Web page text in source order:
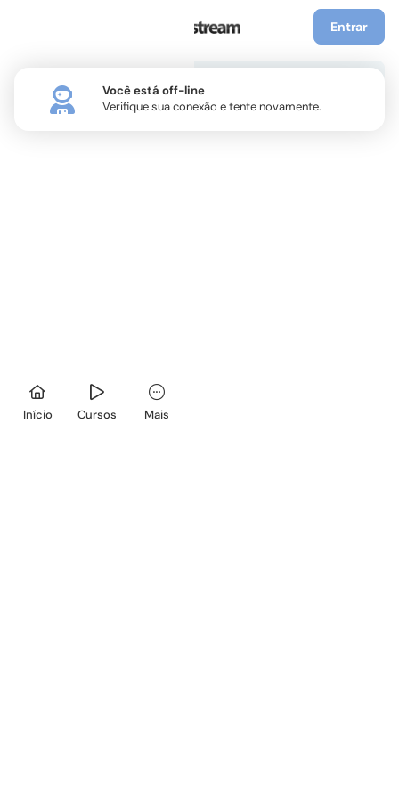
Início Cursos Mais
Entrar
Você está off-line
Verifique sua conexão e tente novamente.